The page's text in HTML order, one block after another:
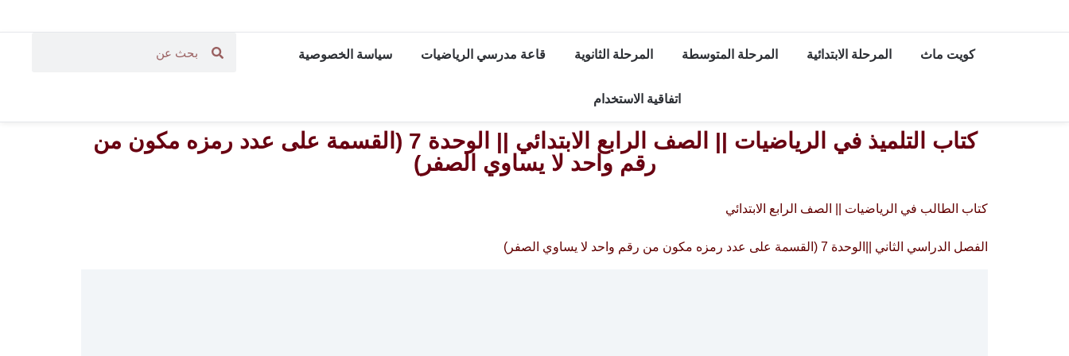
كويت ماث المرحلة الابتدائية المرحلة المتوسطة المرحلة الثانوية قاعة مدرسي الرياضيات سياسة الخصوصية
اتفاقية الاستخدام
كتاب التلميذ في الرياضيات || الصف الرابع الابتدائي || الوحدة 7 (القسمة على عدد رمزه مكون من
رقم واحد لا يساوي الصفر)
كتاب الطالب في الرياضيات || الصف الرابع الابتدائي
الفصل الدراسي الثاني ||الوحدة 7 (القسمة على عدد رمزه مكون من رقم واحد لا يساوي الصفر)